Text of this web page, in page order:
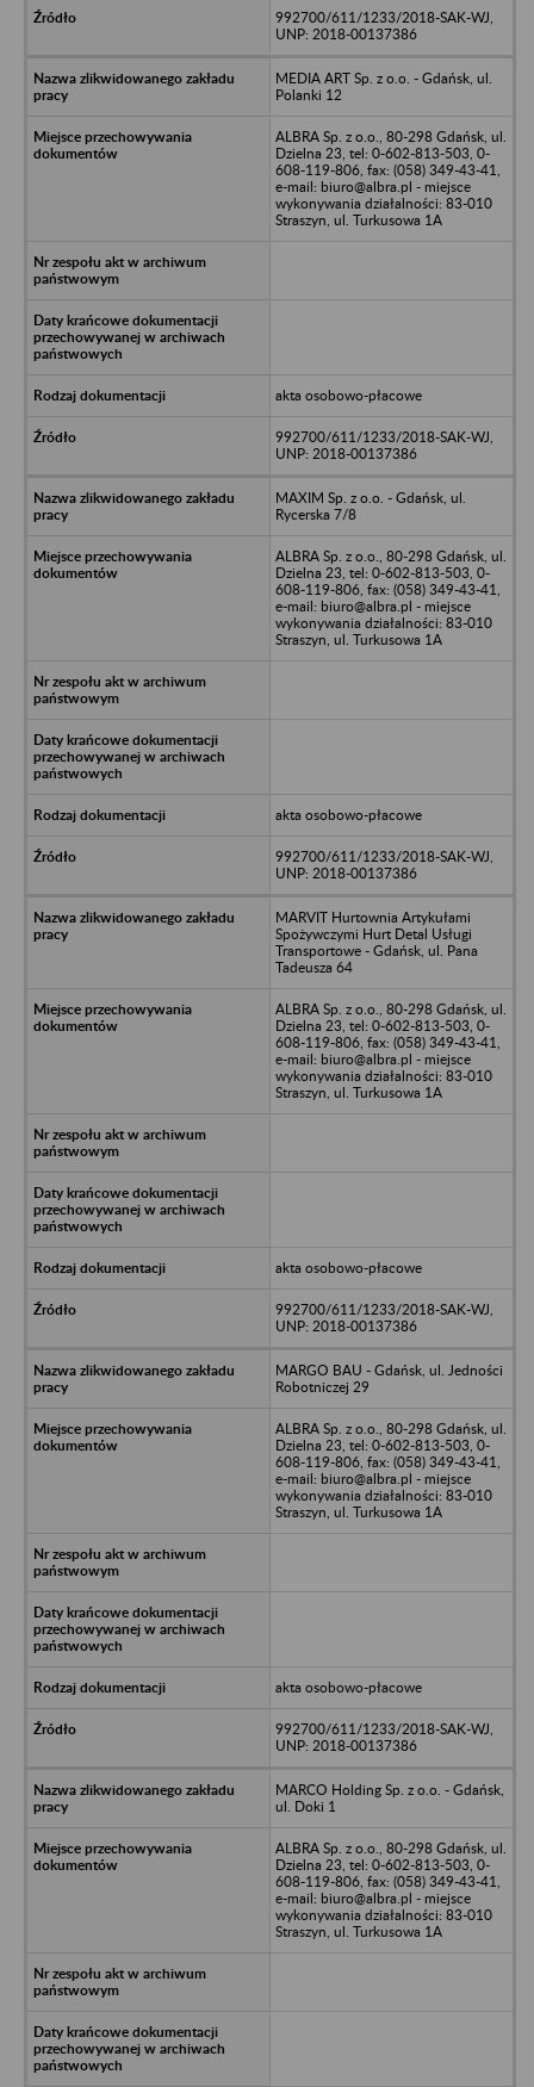
992700/611/1233/2018-SAK-WJ,
UNP: 2018-00137386
MEDIA ART Sp. z o.o. - Gdańsk, ul.
Polanki 12
ALBRA Sp. z o.o., 80-298 Gdańsk, ul.
Dzielna 23, tel: 0-602-813-503, 0-
608-119-806, fax: (058) 349-43-41,
e-mail: biuro@albra.pl - miejsce
wykonywania działalności: 83-010
Straszyn, ul. Turkusowa 1A
akta osobowo-płacowe
992700/611/1233/2018-SAK-WJ,
UNP: 2018-00137386
MAXIM Sp. z o.o. - Gdańsk, ul.
Rycerska 7/8
ALBRA Sp. z o.o., 80-298 Gdańsk, ul.
Dzielna 23, tel: 0-602-813-503, 0-
608-119-806, fax: (058) 349-43-41,
e-mail: biuro@albra.pl - miejsce
wykonywania działalności: 83-010
Straszyn, ul. Turkusowa 1A
akta osobowo-płacowe
992700/611/1233/2018-SAK-WJ,
UNP: 2018-00137386
MARVIT Hurtownia Artykułami
Spożywczymi Hurt Detal Usługi
Transportowe - Gdańsk, ul. Pana
Tadeusza 64
ALBRA Sp. z o.o., 80-298 Gdańsk, ul.
Dzielna 23, tel: 0-602-813-503, 0-
608-119-806, fax: (058) 349-43-41,
e-mail: biuro@albra.pl - miejsce
wykonywania działalności: 83-010
Straszyn, ul. Turkusowa 1A
akta osobowo-płacowe
992700/611/1233/2018-SAK-WJ,
UNP: 2018-00137386
MARGO BAU - Gdańsk, ul. Jedności
Robotniczej 29
ALBRA Sp. z o.o., 80-298 Gdańsk, ul.
Dzielna 23, tel: 0-602-813-503, 0-
608-119-806, fax: (058) 349-43-41,
e-mail: biuro@albra.pl - miejsce
wykonywania działalności: 83-010
Straszyn, ul. Turkusowa 1A
akta osobowo-płacowe
992700/611/1233/2018-SAK-WJ,
UNP: 2018-00137386
MARCO Holding Sp. z o.o. - Gdańsk,
ul. Doki 1
ALBRA Sp. z o.o., 80-298 Gdańsk, ul.
Dzielna 23, tel: 0-602-813-503, 0-
608-119-806, fax: (058) 349-43-41,
e-mail: biuro@albra.pl - miejsce
wykonywania działalności: 83-010
Straszyn, ul. Turkusowa 1A